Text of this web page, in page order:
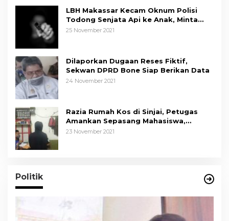
LBH Makassar Kecam Oknum Polisi
Todong Senjata Api ke Anak, Minta
Kapolda Sulsel Tindak Tegas
25 November 2021
Dilaporkan Dugaan Reses Fiktif,
Sekwan DPRD Bone Siap Berikan Data
24 November 2021
Razia Rumah Kos di Sinjai, Petugas
Amankan Sepasang Mahasiswa,
Mengaku Berpacaran
23 November 2021
Politik